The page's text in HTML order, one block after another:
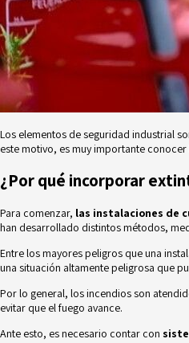
Los elementos de seguridad industrial
este motivo, es muy importante
¿Por qué incorporar
Para comenzar, las instalaciones de
han desarrollado distintos métodos,
Entre los mayores peligros que una
una situación altamente peligrosa que
Por lo general, los incendios son
evitar que el fuego avance.
Ante esto, es necesario contar con